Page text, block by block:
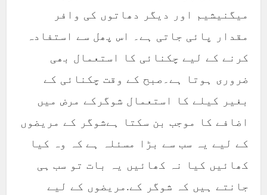
میگنیشیم اور دیگر دھاتوں کی وافر
مقدار پائی جاتی ہے۔ اس پھل سے استفادہ
کرنے کے لیے چکنائی کا استعمال بھی
ضروری ہوتا ہے۔صبح کے وقت چکنائی کے
بغیر کیلے کا استعمال شوگرکے مرض میں
اضافے کا موجب بن سکتا ہےشوگر کے مریضوں
کے لیے یہ سب سے بڑا مسئلہ ہے کہ وہ کیا
کھائیں کیا نہ کھائیں یہ بات تو سب ہی
جانتے ہیں کہ شوگر کے.مریضوں کے لیے